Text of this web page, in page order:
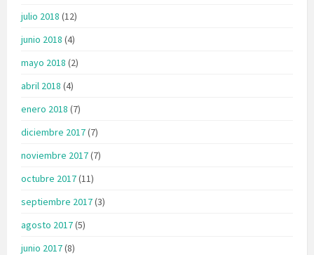
julio 2018 (12)
junio 2018 (4)
mayo 2018 (2)
abril 2018 (4)
enero 2018 (7)
diciembre 2017(7)
noviembre 2017(7)
octubre 2017(11)
septiembre 2017(3)
agosto 2017(5)
junio 2017(8)